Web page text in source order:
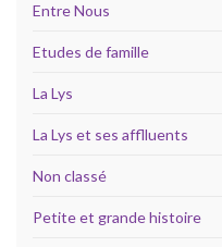
Entre Nous
Etudes de famille
La Lys
La Lys et ses afflluents
Non classé
Petite et grande histoire